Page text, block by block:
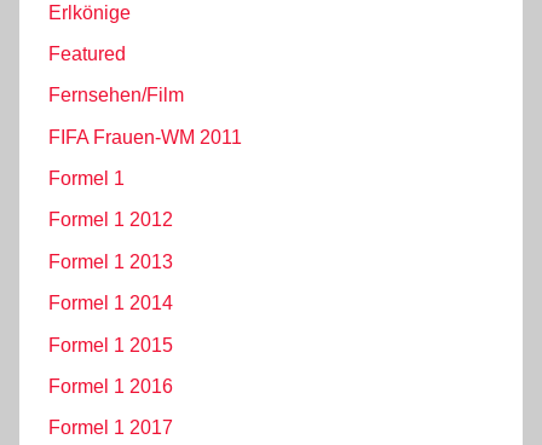
Erlkönige
Featured
Fernsehen/Film
FIFA Frauen-WM 2011
Formel 1
Formel 1 2012
Formel 1 2013
Formel 1 2014
Formel 1 2015
Formel 1 2016
Formel 1 2017